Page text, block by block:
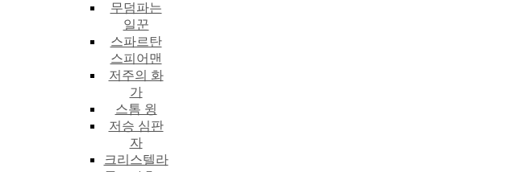
무덤파는
일꾼
스파르탄
스피어맨
저주의 화
가
스톰 윙
저승 심판
자
크리스텔라